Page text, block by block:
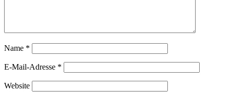
Name *
E-Mail-Adresse *
Website